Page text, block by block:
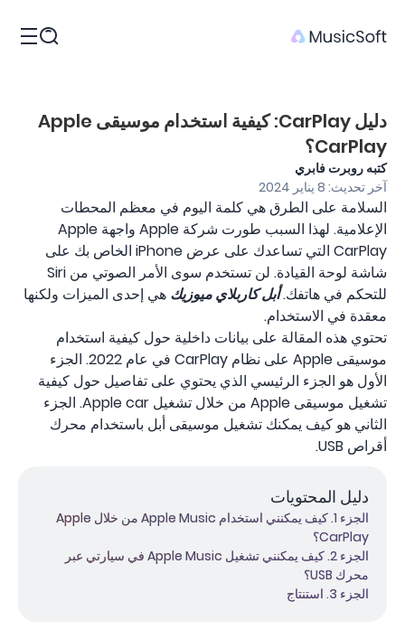
دليل CarPlay: كيفية استخدام موسيقى Apple
CarPlay؟
كتبه روبرت فابري
آخر تحديث: 8 يناير 2024
السلامة على الطرق هي كلمة اليوم في معظم المحطات
الإعلامية. لهذا السبب طورت شركة Apple واجهة Apple
CarPlay التي تساعدك على عرض iPhone الخاص بك على
شاشة لوحة القيادة. لن تستخدم سوى الأمر الصوتي من Siri
للتحكم في هاتفك.أبل كاربلاي ميوزيك هي إحدى الميزات ولكنها
معقدة في الاستخدام.
تحتوي هذه المقالة على بيانات داخلية حول كيفية استخدام
موسيقى Apple على نظام CarPlay في عام 2022. الجزء
الأول هو الجزء الرئيسي الذي يحتوي على تفاصيل حول كيفية
تشغيل موسيقى Apple من خلال تشغيل Apple car. الجزء
الثاني هو كيف يمكنك تشغيل موسيقى أبل باستخدام محرك
أقراص USB.
دليل المحتويات
الجزء 1. كيف يمكنني استخدام Apple Music من خلال Apple
CarPlay؟
الجزء 2. كيف يمكنني تشغيل Apple Music في سيارتي عبر
محرك USB؟
الجزء 3. استنتاج